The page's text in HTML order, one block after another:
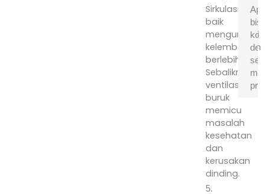
Sirkulasi
baik
mengurangi
kelembapan
berlebih.
Sebaliknya,
ventilasi
buruk
memicu
masalah
kesehatan
dan
kerusakan
dinding.
5.
bisa